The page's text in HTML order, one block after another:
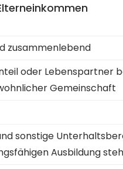
zusammenlebend
oder Lebenspartner
Gemeinschaft
sonstige
Ausbildung